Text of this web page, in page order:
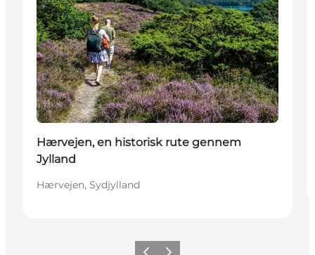
Hærvejen, en historisk rute gennem
Jylland
Hærvejen, Sydjylland